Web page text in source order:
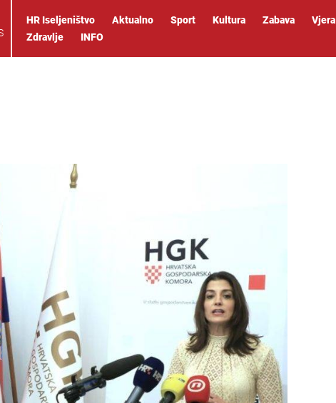
HR Iseljeništvo Aktualno Sport Kultura Zabava Vjera
Zdravlje
INFO